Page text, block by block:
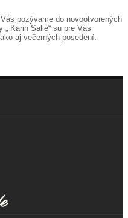
pozývame do novootvorených
„ Karin Salle“ su pre Vás
aj večerných posedení.